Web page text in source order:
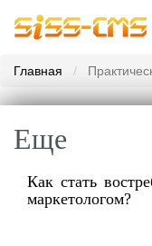
Главная
Еще
Как стать
маркетологом?